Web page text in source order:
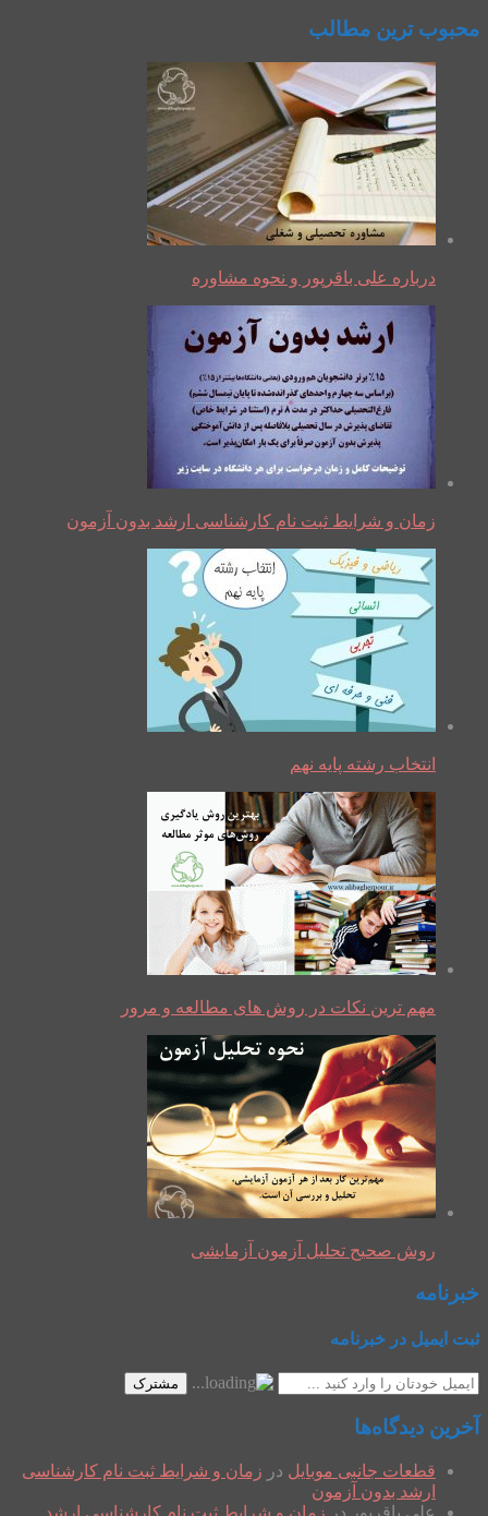
محبوب ترین مطالب
درباره علی باقرپور و نحوه مشاوره
زمان و شرایط ثبت نام کارشناسی ارشد بدون آزمون
انتخاب رشته پایه نهم
مهم ترین نکات در روش های مطالعه و مرور
روش صحیح تحلیل آزمون آزمایشی
خبرنامه
ثبت ایمیل در خبرنامه
مشترک
آخرین دیدگاه‌ها
قطعات جانبی موبایل در زمان و شرایط ثبت نام کارشناسی
ارشد بدون آزمون
علی باقرپور در زمان و شرایط ثبت نام کارشناسی ارشد